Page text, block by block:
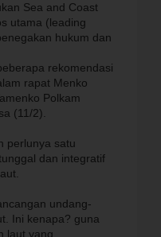
Sea and Coast
utama (leading
hukum dan
rekomendasi
rapat Menko
Polkam
(11/2).
perlunya satu
dan integratif
undang-
Ini kenapa? guna
laut yang